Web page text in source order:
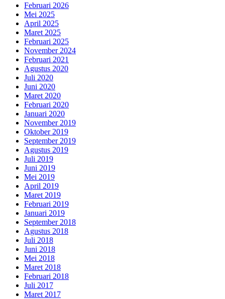
Februari 2026
Mei 2025
April 2025
Maret 2025
Februari 2025
November 2024
Februari 2021
Agustus 2020
Juli 2020
Juni 2020
Maret 2020
Februari 2020
Januari 2020
November 2019
Oktober 2019
September 2019
Agustus 2019
Juli 2019
Juni 2019
Mei 2019
April 2019
Maret 2019
Februari 2019
Januari 2019
September 2018
Agustus 2018
Juli 2018
Juni 2018
Mei 2018
Maret 2018
Februari 2018
Juli 2017
Maret 2017